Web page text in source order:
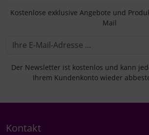
Kostenlose exklusive Angebote und
Mail
Der Newsletter ist kostenlos und kann
Ihrem Kundenkonto wieder
Kontakt